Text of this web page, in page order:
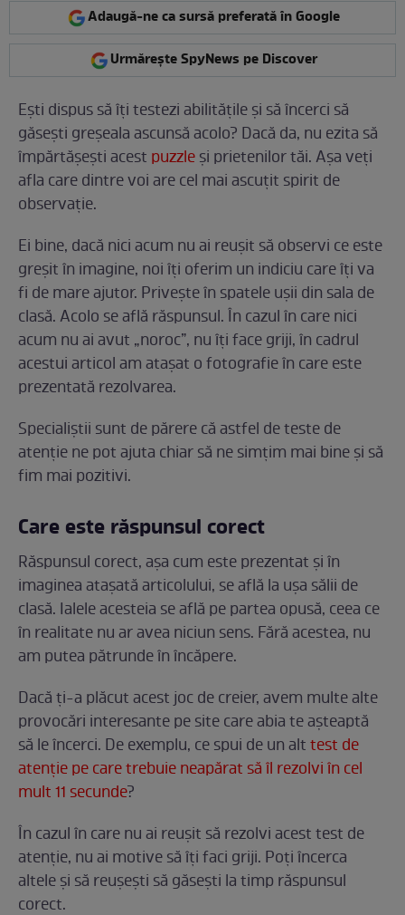
Adaugă-ne ca sursă preferată în Google
Urmărește SpyNews pe Discover
Ești dispus să îți testezi abilitățile și să încerci să
găsești greșeala ascunsă acolo? Dacă da, nu ezita să
împărtășești acest puzzleși prietenilor tăi. Așa veți
afla care dintre voi are cel mai ascuțit spirit de
observație.
Ei bine, dacă nici acum nu ai reușit să observi ce este
greșit în imagine, noi îți oferim un indiciu care îți va
fi de mare ajutor. Privește în spatele ușii din sala de
clasă. Acolo se află răspunsul. În cazul în care nici
acum nu ai avut „noroc”, nu îți face griji, în cadrul
acestui articol am atașat o fotografie în care este
prezentată rezolvarea.
Specialiștii sunt de părere că astfel de teste de
atenție ne pot ajuta chiar să ne simțim mai bine și să
fim mai pozitivi.
Care este răspunsul corect
Răspunsul corect, așa cum este prezentat și în
imaginea atașată articolului, se află la ușa sălii de
clasă. Ialele acesteia se află pe partea opusă, ceea ce
în realitate nu ar avea niciun sens. Fără acestea, nu
am putea pătrunde în încăpere.
Dacă ți-a plăcut acest joc de creier, avem multe alte
provocări interesante pe site care abia te așteaptă
să le încerci. De exemplu, ce spui de un alttest de
atenție pe care trebuie neapărat să îl rezolvi în cel
mult 11 secunde?
În cazul în care nu ai reușit să rezolvi acest test de
atenție, nu ai motive să îți faci griji. Poți încerca
altele și să reușești să găsești la timp răspunsul
corect.